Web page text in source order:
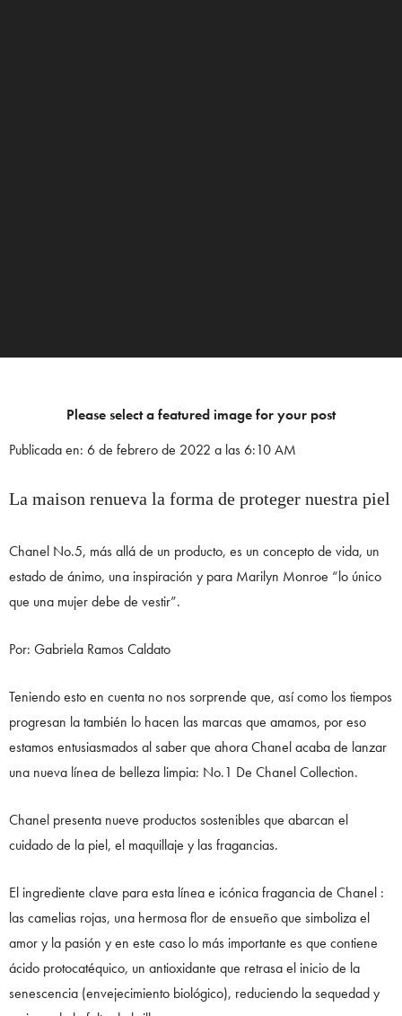
Please select a featured image for your post
Publicada en: 6 de febrero de 2022 a las 6:10 AM
La maison renueva la forma de proteger nuestra piel
Chanel No.5, más allá de un producto, es un concepto de vida, un
estado de ánimo, una inspiración y para Marilyn Monroe “lo único
que una mujer debe de vestir”.
Por: Gabriela Ramos Caldato
Teniendo esto en cuenta no nos sorprende que, así como los tiempos
progresan la también lo hacen las marcas que amamos, por eso
estamos entusiasmados al saber que ahora Chanel acaba de lanzar
una nueva línea de belleza limpia: No.1 De Chanel Collection.
Chanel presenta nueve productos sostenibles que abarcan el
cuidado de la piel, el maquillaje y las fragancias.
El ingrediente clave para esta línea e icónica fragancia de Chanel :
las camelias rojas, una hermosa flor de ensueño que simboliza el
amor y la pasión y en este caso lo más importante es que contiene
ácido protocatéquico, un antioxidante que retrasa el inicio de la
senescencia (envejecimiento biológico), reduciendo la sequedad y